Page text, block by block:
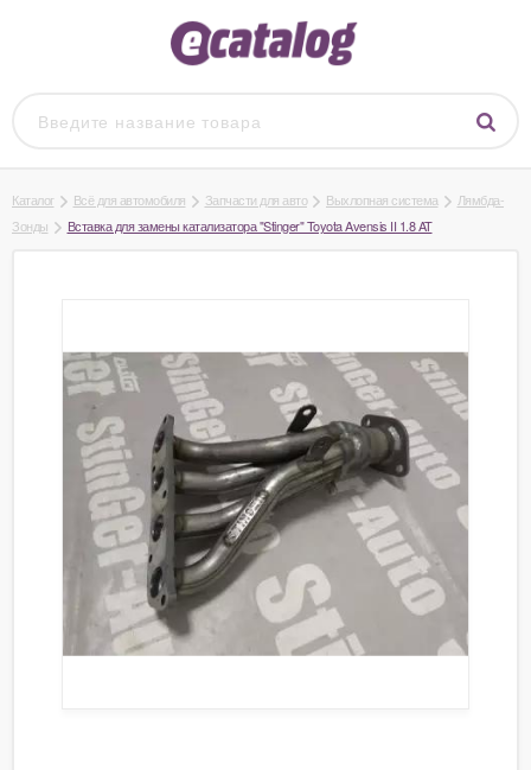
Каталог Всё для автомобиля Запчасти для авто Выхлопная система
Лямбда-
Зонды
Вставка для замены катализатора "Stinger" Toyota Avensis II 1.8 AT